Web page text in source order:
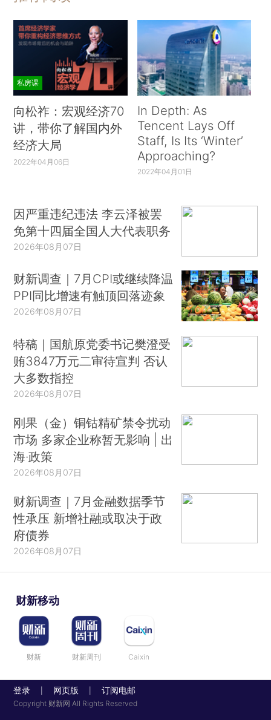
私房课
向松祚：宏观经济70
讲，带你了解国内外
经济大局
2022年04月06日
In Depth: As
Tencent Lays Off
Staff, Is Its ‘Winter’
Approaching?
2022年04月01日
因严重违纪违法 李云泽被罢
免第十四届全国人大代表职务
2026年08月07日
财新调查｜7月CPI或继续降温
PPI同比增速有触顶回落迹象
2026年08月07日
特稿｜国航原党委书记樊澄受
贿3847万元二审待宣判 否认
大多数指控
2026年08月07日
刚果（金）铜钴精矿禁令扰动
市场 多家企业称暂无影响 | 出
海·政策
2026年08月07日
财新调查｜7月金融数据季节
性承压 新增社融或取决于政
府债券
2026年08月07日
财新移动
财新 财新周刊 Caixin
登录 网页版 订阅电邮
Copyright 财新网 All Rights Reserved